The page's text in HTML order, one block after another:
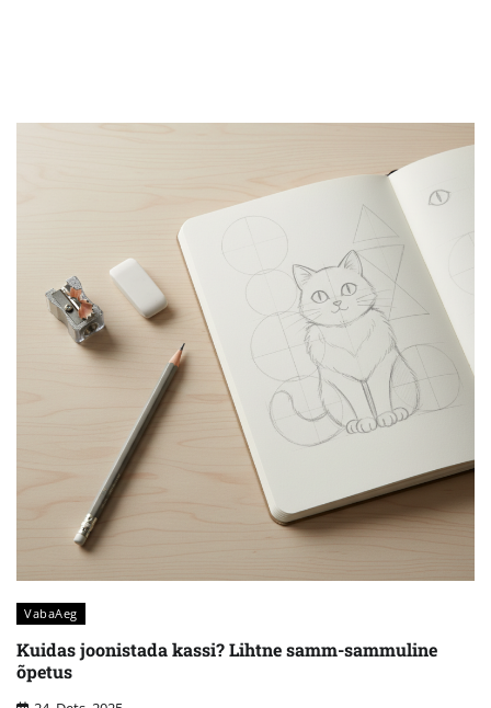
VabaAeg
Kuidas joonistada kassi? Lihtne samm-sammuline
õpetus